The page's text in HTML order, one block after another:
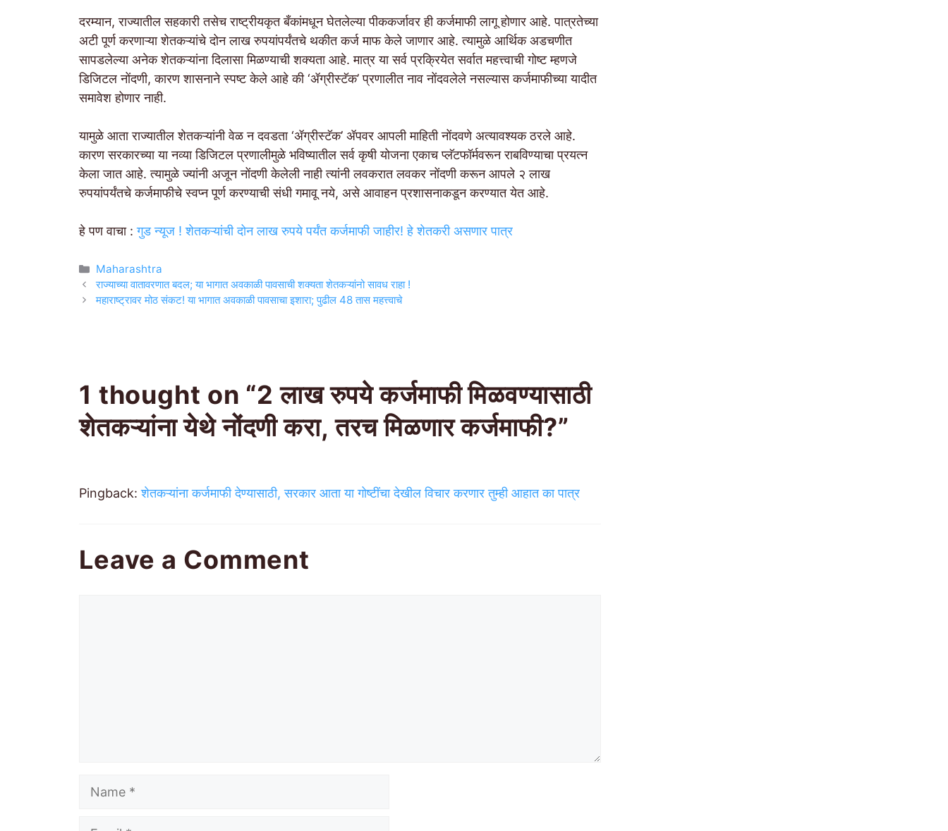
दरम्यान, राज्यातील सहकारी तसेच राष्ट्रीयकृत बँकांमधून घेतलेल्या पीककर्जावर ही कर्जमाफी लागू होणार आहे. पात्रतेच्या
अटी पूर्ण करणाऱ्या शेतकऱ्यांचे दोन लाख रुपयांपर्यंतचे थकीत कर्ज माफ केले जाणार आहे. त्यामुळे आर्थिक अडचणीत
सापडलेल्या अनेक शेतकऱ्यांना दिलासा मिळण्याची शक्यता आहे. मात्र या सर्व प्रक्रियेत सर्वात महत्त्वाची गोष्ट म्हणजे
डिजिटल नोंदणी, कारण शासनाने स्पष्ट केले आहे की ‘ॲग्रीस्टॅक’ प्रणालीत नाव नोंदवलेले नसल्यास कर्जमाफीच्या यादीत
समावेश होणार नाही.
यामुळे आता राज्यातील शेतकऱ्यांनी वेळ न दवडता ‘ॲग्रीस्टॅक’ ॲपवर आपली माहिती नोंदवणे अत्यावश्यक ठरले आहे.
कारण सरकारच्या या नव्या डिजिटल प्रणालीमुळे भविष्यातील सर्व कृषी योजना एकाच प्लॅटफॉर्मवरून राबविण्याचा प्रयत्न
केला जात आहे. त्यामुळे ज्यांनी अजून नोंदणी केलेली नाही त्यांनी लवकरात लवकर नोंदणी करून आपले २ लाख
रुपयांपर्यंतचे कर्जमाफीचे स्वप्न पूर्ण करण्याची संधी गमावू नये, असे आवाहन प्रशासनाकडून करण्यात येत आहे.
हे पण वाचा :गुड न्यूज ! शेतकऱ्यांची दोन लाख रुपये पर्यंत कर्जमाफी जाहीर! हे शेतकरी असणार पात्र
Categories
Maharashtra
राज्याच्या वातावरणात बदल; या भागात अवकाळी पावसाची शक्यता शेतकऱ्यांनो सावध राहा !
महाराष्ट्रावर मोठ संकट! या भागात अवकाळी पावसाचा इशारा; पुढील 48 तास महत्त्वाचे
1 thought on “2 लाख रुपये कर्जमाफी मिळवण्यासाठी
शेतकऱ्यांना येथे नोंदणी करा, तरच मिळणार कर्जमाफी?”
Pingback:शेतकऱ्यांना कर्जमाफी देण्यासाठी, सरकार आता या गोष्टींचा देखील विचार करणार तुम्ही आहात का पात्र
Leave a Comment
Name
Email